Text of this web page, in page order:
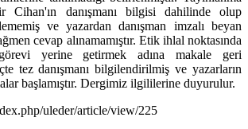
Cihan'ın danışmanı bilgisi dahilinde olup
ve yazardan danışman imzalı beyan
cevap alınamamıştır. Etik ihlal noktasında
yerine getirmek adına makale geri
tez danışmanı bilgilendirilmiş ve yazarların
başlamıştır. Dergimiz ilgililerine duyurulur.
uleder/article/view/225